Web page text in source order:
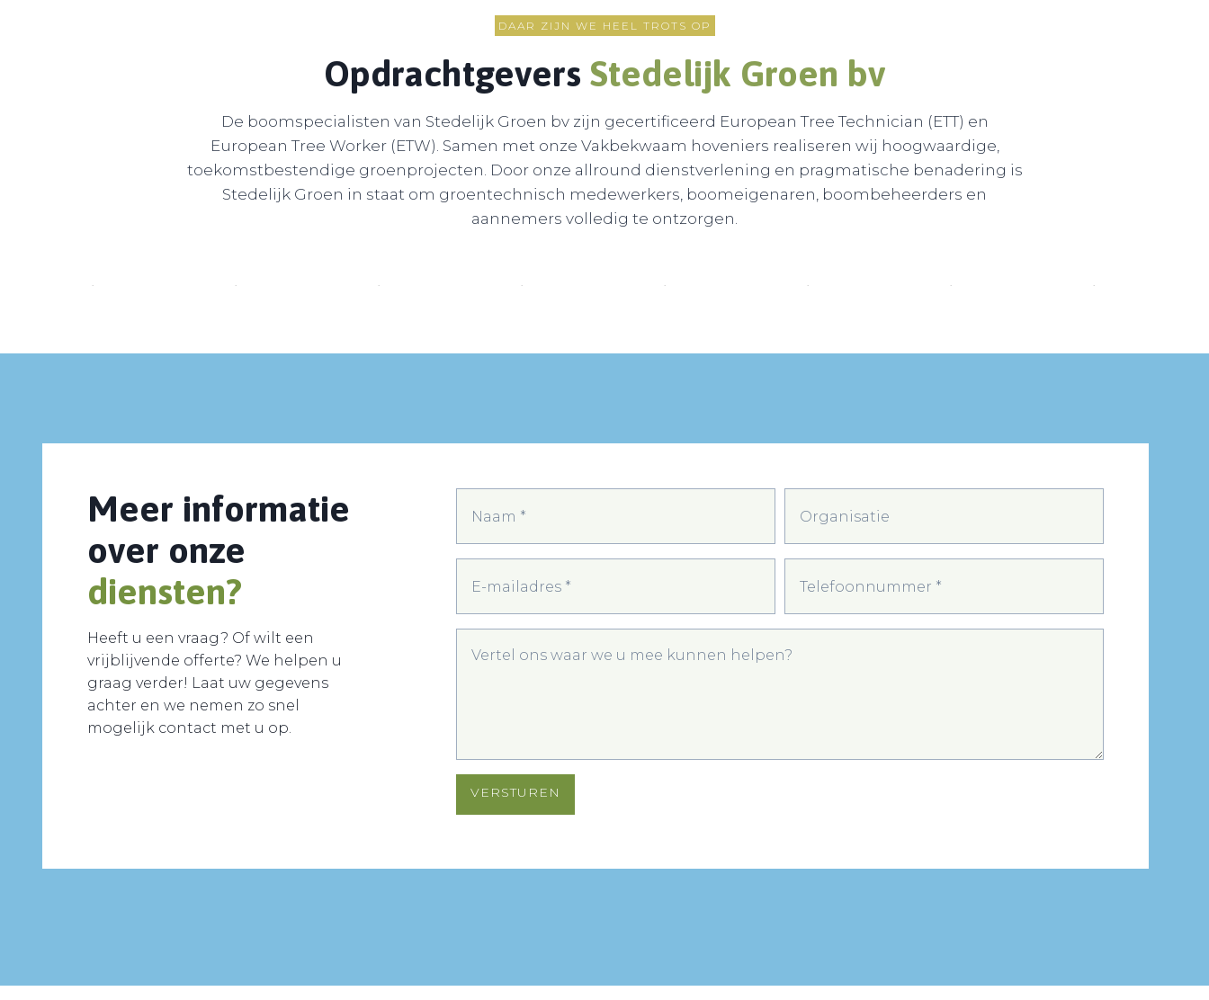
DAAR ZIJN WE HEEL TROTS OP
Opdrachtgevers Stedelijk Groen bv
De boomspecialisten van Stedelijk Groen bv zijn gecertificeerd European Tree Technician (ETT) en
European Tree Worker (ETW). Samen met onze Vakbekwaam hoveniers realiseren wij hoogwaardige,
toekomstbestendige groenprojecten. Door onze allround dienstverlening en pragmatische benadering is
Stedelijk Groen in staat om groentechnisch medewerkers, boomeigenaren, boombeheerders en
aannemers volledig te ontzorgen.
Meer informatie
over onze
diensten?
Heeft u een vraag? Of wilt een
vrijblijvende offerte? We helpen u
graag verder! Laat uw gegevens
achter en we nemen zo snel
mogelijk contact met u op.
VERSTUREN